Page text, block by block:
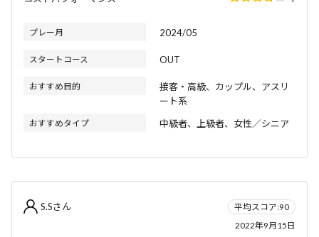
プレー月 2024/05
スタートコース OUT
おすすめ目的
接客・高級、カップル、アスリ
ート系
おすすめタイプ 中級者、上級者、女性／シニア
S.Sさん
平均スコア:90
2022年9月15日